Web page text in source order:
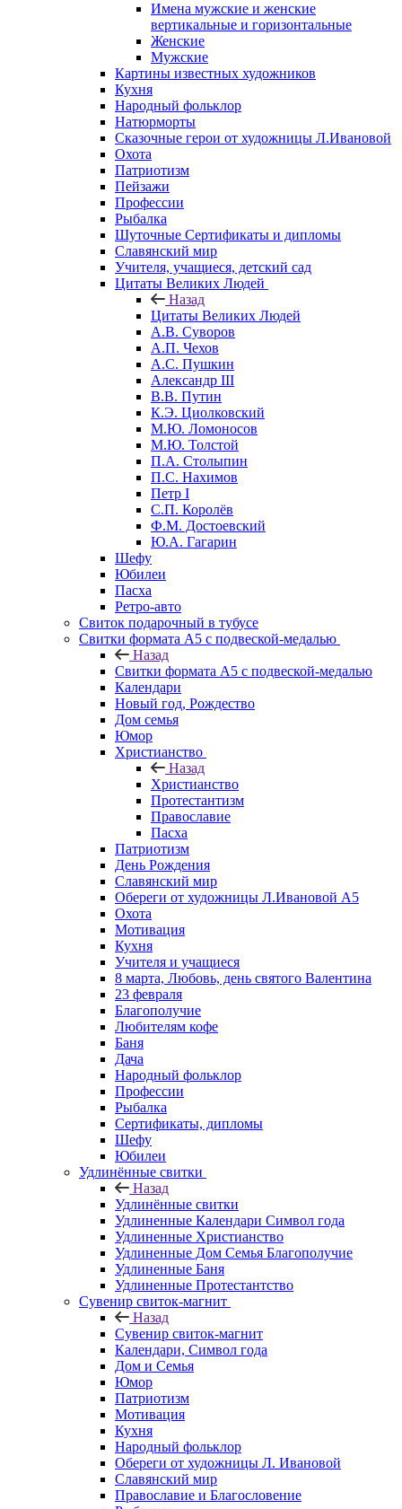
Имена мужские и женские
вертикальные и горизонтальные
Женские
Мужские
Картины известных художников
Кухня
Народный фольклор
Натюрморты
Сказочные герои от художницы Л.Ивановой
Охота
Патриотизм
Пейзажи
Профессии
Рыбалка
Шуточные Сертификаты и дипломы
Славянский мир
Учителя, учащиеся, детский сад
Цитаты Великих Людей
Назад
Цитаты Великих Людей
А.В. Суворов
А.П. Чехов
А.С. Пушкин
Александр III
В.В. Путин
К.Э. Циолковский
М.Ю. Ломоносов
М.Ю. Толстой
П.А. Столыпин
П.С. Нахимов
Петр I
С.П. Королёв
Ф.М. Достоевский
Ю.А. Гагарин
Шефу
Юбилеи
Пасха
Ретро-авто
Свиток подарочный в тубусе
Свитки формата А5 с подвеской-медалью
Назад
Свитки формата А5 с подвеской-медалью
Календари
Новый год, Рождество
Дом семья
Юмор
Христианство
Назад
Христианство
Протестантизм
Православие
Пасха
Патриотизм
День Рождения
Славянский мир
Обереги от художницы Л.Ивановой А5
Охота
Мотивация
Кухня
Учителя и учащиеся
8 марта, Любовь, день святого Валентина
23 февраля
Благополучие
Любителям кофе
Баня
Дача
Народный фольклор
Профессии
Рыбалка
Сертификаты, дипломы
Шефу
Юбилеи
Удлинённые свитки
Назад
Удлинённые свитки
Удлиненные Календари Символ года
Удлиненные Христианство
Удлиненные Дом Семья Благополучие
Удлиненные Баня
Удлиненные Протестантство
Сувенир свиток-магнит
Назад
Сувенир свиток-магнит
Календари, Символ года
Дом и Семья
Юмор
Патриотизм
Мотивация
Кухня
Народный фольклор
Обереги от художницы Л. Ивановой
Славянский мир
Православие и Благословение